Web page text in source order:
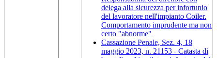
delega alla sicurezza per infortunio
del lavoratore nell'impianto Coiler.
Comportamento imprudente ma non
certo "abnorme"
Cassazione Penale, Sez. 4, 18
maggio 2023, n. 21153 - Catasta di